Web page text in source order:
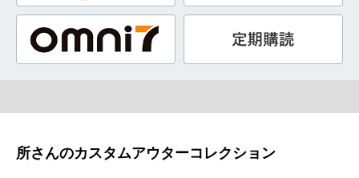
所さんのカスタムアウターコレクション